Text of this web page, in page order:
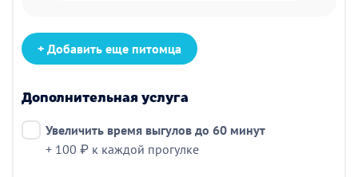
+ Добавить еще питомца
Дополнительная услуга
Увеличить время выгулов до 60 минут
+ 100 ₽ к каждой прогулке